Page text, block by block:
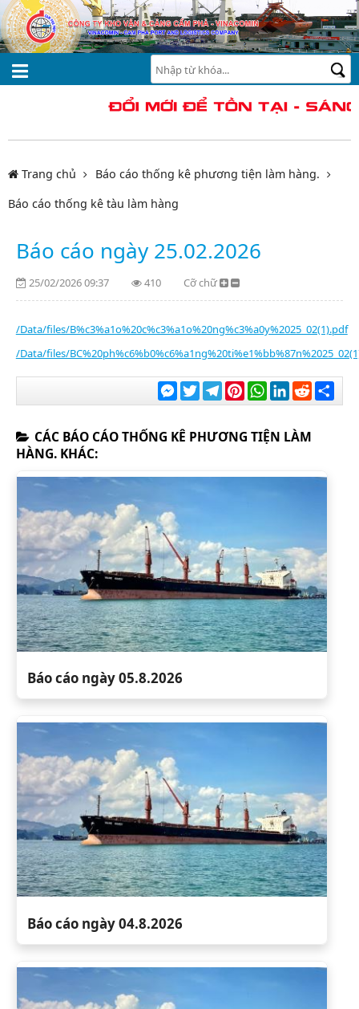
Trang chủ
Báo cáo thống kê phương tiện làm hàng.
Báo cáo thống kê tàu làm hàng
Báo cáo ngày 25.02.2026
25/02/2026 09:37 410 Cỡ chữ
/Data/files/B%c3%a1o%20c%c3%a1o%20ng%c3%a0y%2025_02(1).pdf
/Data/files/
Messenger
TwitterTelegramPinterestWhatsApp
LinkedIn
Reddit
CÁC BÁO CÁO THỐNG KÊ PHƯƠNG TIỆN LÀM
HÀNG. KHÁC:
Báo cáo ngày 05.8.2026
Báo cáo ngày 04.8.2026